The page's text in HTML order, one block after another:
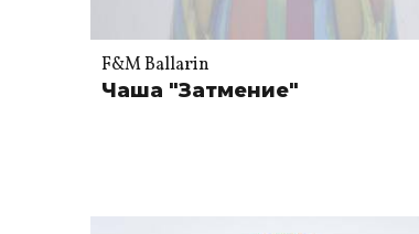
F&M Ballarin
Чаша "Затмение"